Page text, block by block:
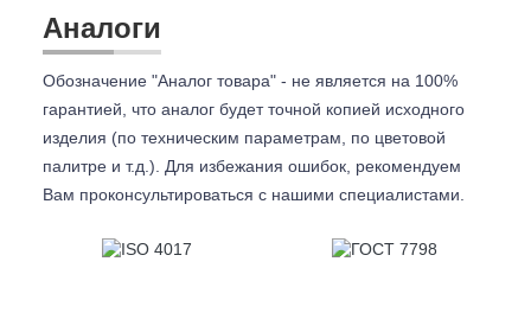
Аналоги
Обозначение "Аналог товара" - не является на 100%
гарантией, что аналог будет точной копией исходного
изделия (по техническим параметрам, по цветовой
палитре и т.д.). Для избежания ошибок, рекомендуем
Вам проконсультироваться с нашими специалистами.